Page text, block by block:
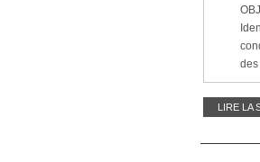
LIRE LA